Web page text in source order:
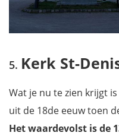
Kerk St-
Wat je nu te zien krijgt
uit de 18de eeuw toen
Het waardevolst is de